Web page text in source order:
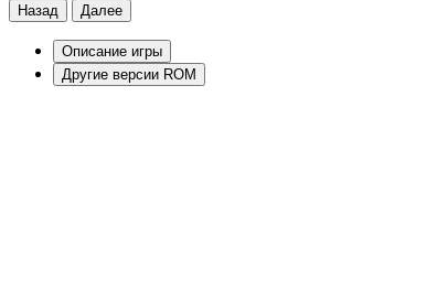
Назад Далее
Описание игры
Другие версии ROM